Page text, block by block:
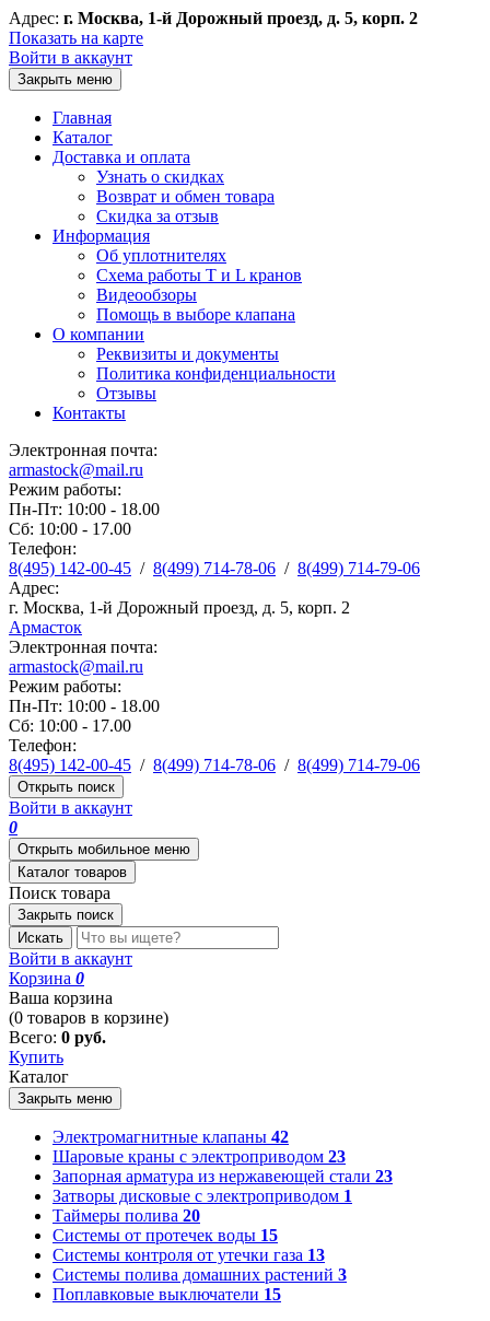
Адрес: г. Москва, 1-й Дорожный проезд, д. 5, корп. 2
Показать на карте
Войти в аккаунт
Закрыть меню
Главная
Каталог
Доставка и оплата
Узнать о скидках
Возврат и обмен товара
Скидка за отзыв
Информация
Об уплотнителях
Схема работы T и L кранов
Видеообзоры
Помощь в выборе клапана
О компании
Реквизиты и документы
Политика конфиденциальности
Отзывы
Контакты
Электронная почта:
armastock@mail.ru
Режим работы:
Пн-Пт: 10:00 - 18.00
Сб: 10:00 - 17.00
Телефон:
8(495) 142-00-45 / 8(499) 714-78-06 / 8(499) 714-79-06
Адрес:
г. Москва, 1-й Дорожный проезд, д. 5, корп. 2
Армасток
Электронная почта:
armastock@mail.ru
Режим работы:
Пн-Пт: 10:00 - 18.00
Сб: 10:00 - 17.00
Телефон:
8(495) 142-00-45 / 8(499) 714-78-06 / 8(499) 714-79-06
Открыть поиск
Войти в аккаунт
0
Открыть мобильное меню
Каталог товаров
Поиск товара
Закрыть поиск
Искать
Войти в аккаунт
Корзина 0
Ваша корзина
(0 товаров в корзине)
Всего: 0 руб.
Купить
Каталог
Закрыть меню
Электромагнитные клапаны 42
Шаровые краны с электроприводом 23
Запорная арматура из нержавеющей стали 23
Затворы дисковые с электроприводом 1
Таймеры полива 20
Системы от протечек воды 15
Системы контроля от утечки газа 13
Системы полива домашних растений 3
Поплавковые выключатели 15